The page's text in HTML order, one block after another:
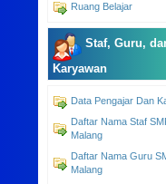
Ruang Belajar
Staf, Guru,
Karyawan
Data Pengajar Dan
Daftar Nama Staf
Malang
Daftar Nama Guru
Malang